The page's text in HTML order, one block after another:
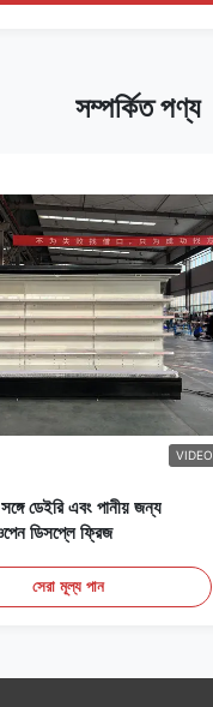
সম্পর্কিত পণ্য
VIDEO
ডেইরি এবং পানীয় জন্য
ডিসপ্লে ফ্রিজ
সেরা মূল্য পান